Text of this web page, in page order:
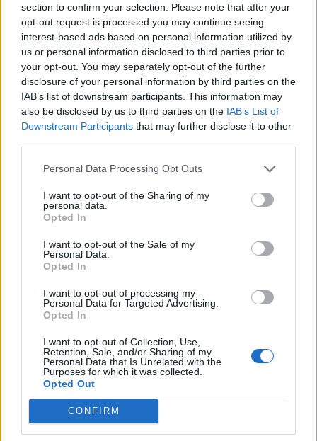
section to confirm your selection. Please note that after your
opt-out request is processed you may continue seeing
interest-based ads based on personal information utilized by
us or personal information disclosed to third parties prior to
your opt-out. You may separately opt-out of the further
disclosure of your personal information by third parties on the
IAB’s list of downstream participants. This information may
also be disclosed by us to third parties on the IAB’s List of
Downstream Participants that may further disclose it to other
Personal Data Processing Opt Outs
I want to opt-out of the Sharing of my
personal data.
Opted In
I want to opt-out of the Sale of my
Personal Data.
Opted In
I want to opt-out of processing my
Personal Data for Targeted Advertising.
Opted In
I want to opt-out of Collection, Use,
Retention, Sale, and/or Sharing of my
Personal Data that Is Unrelated with the
Purposes for which it was collected.
Opted Out
CONFIRM
7 Ago 2026
Il Monastir riparte dai pilastri Masia, Pinna e
Aloia, il primo acquisto è Loru
7 Ago 2026
Gran colpo dell'Ossese, per la difesa c'è l'ex
Torres Riccardo Idda
Il Monastir 1983 si trasforma da Associazione
Sportiva in Srl
7 Ago 2026
L'Ossese si prepara all'esordio in D: Forzati,
Cabrera, Tesio, Limongelli, Bolzicco e tanti